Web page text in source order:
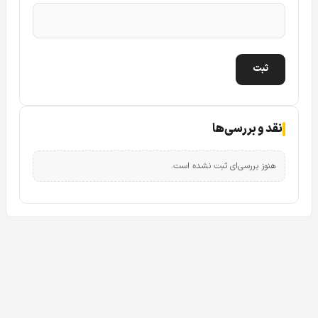
کاربران ارائه میدهد در این دوربین ارائه می شود استفاده ار
اختیار قرار میدهد.
یکی از نکان مهمی که اگر قصد خرید دوربین 5 مگاپیکسلی داهوا
b2a51p
باید در نظر داشته باشیذ این است که این محصول
فقط بادستگاه های XVR داهوا
با رزولوشن 5 مگاپیکسل سازگاری
دارد.
نقد و بررسی‌ها
هنوز بررسی‌ای ثبت نشده است.